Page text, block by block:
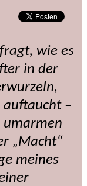
wie es
in der
auftaucht –
umarmen
„Macht“
meines